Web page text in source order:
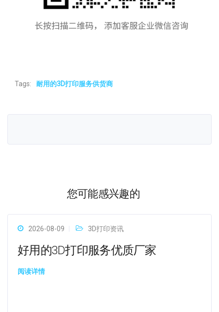
Tags: 耐用的3D打印服务供货商
您可能感兴趣的
2026-08-09 3D打印资讯
好用的3D打印服务优质厂家
阅读详情